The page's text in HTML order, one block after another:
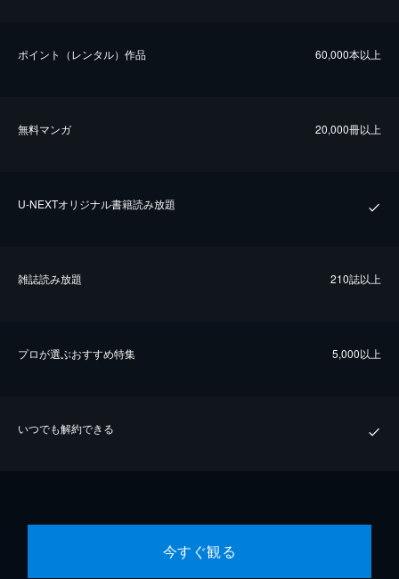
ポイント（レンタル）作品 60,000本以上
無料マンガ 20,000冊以上
U-NEXTオリジナル書籍読み放題
雑誌読み放題 210誌以上
プロが選ぶおすすめ特集 5,000以上
いつでも解約できる
今すぐ観る